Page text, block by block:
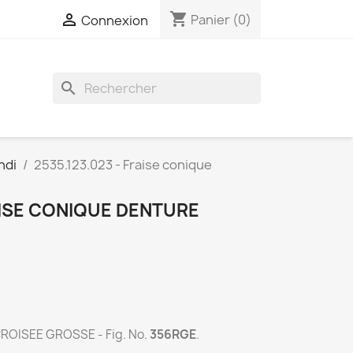
 Connexion shopping_cart Panier (0)
search
2535.123.023 - Fraise conique
CONIQUE DENTURE
GROSSE - Fig. No. 356RGE.